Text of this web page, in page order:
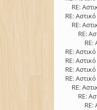
RE:
RE:
RE:
RE:
RE:
RE:
RE:
RE:
RE:
RE:
RE:
RE: